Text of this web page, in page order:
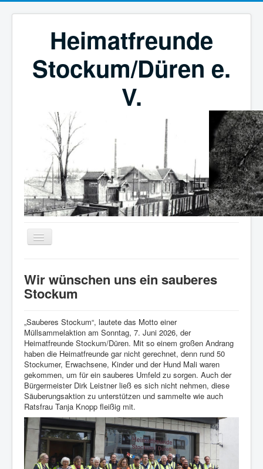
Heimatfreunde
Stockum/Düren e.
V.
Verein
Veranstaltungen
Aktuelles
Heimatlied
Archiv
Bildergalerie
Impressum/Datenschutz
Links
Wir wünschen uns ein sauberes
Stockum
„Sauberes Stockum“, lautete das Motto einer
Müllsammelaktion am Sonntag, 7. Juni 2026, der
Heimatfreunde Stockum/Düren. Mit so einem großen Andrang
haben die Heimatfreunde gar nicht gerechnet, denn rund 50
Stockumer, Erwachsene, Kinder und der Hund Mali waren
gekommen, um für ein sauberes Umfeld zu sorgen. Auch der
Bürgermeister Dirk Leistner ließ es sich nicht nehmen, diese
Säuberungsaktion zu unterstützen und sammelte wie auch
Ratsfrau Tanja Knopp fleißig mit.